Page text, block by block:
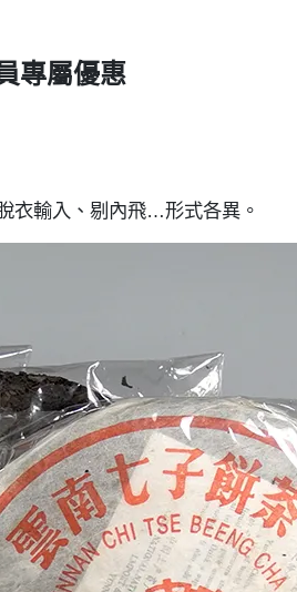
專屬優惠
衣輸入、剔內飛…形式各異。